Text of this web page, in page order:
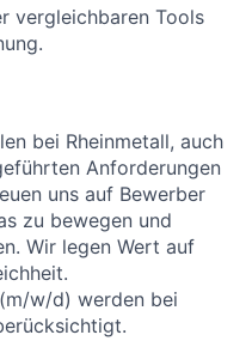
vergleichbaren Tools
bei Rheinmetall, auch
Anforderungen
uns auf Bewerber
zu bewegen und
Wir legen Wert auf
w/d) werden bei